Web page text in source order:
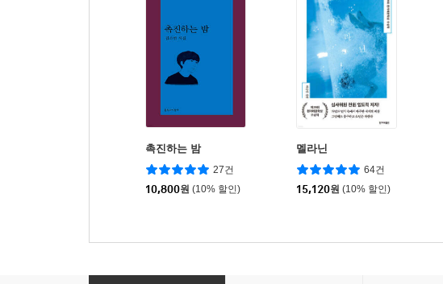
촉진하는 밤
27건
10,800원 (10% 할인)
멜라닌
64건
15,120원 (10% 할인)